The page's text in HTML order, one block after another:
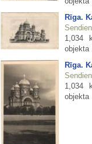
Rīga.
1,034
objekta
Rīga.
1,034
objekta